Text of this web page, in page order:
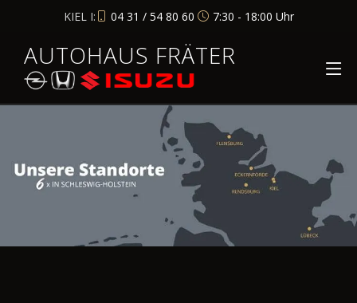
KIEL I: 04 31 / 54 80 60 7:30 - 18:00 Uhr
AUTOHAUS FRÄTER